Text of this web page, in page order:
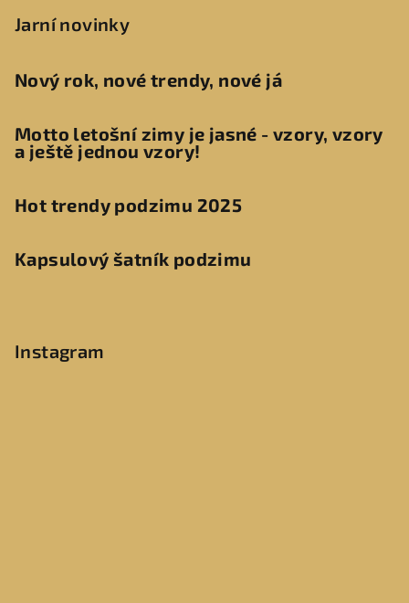
Jarní novinky
Nový rok, nové trendy, nové já
Motto letošní zimy je jasné - vzory, vzory
a ještě jednou vzory!
Hot trendy podzimu 2025
Kapsulový šatník podzimu
Instagram